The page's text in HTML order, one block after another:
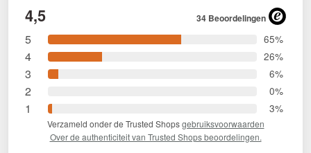
4,5 34 Beoordelingen
5 65%
4 26%
3 6%
2 0%
1 3%
Verzameld onder de Trusted Shopsgebruiksvoorwaarden
Over de authenticiteit van Trusted Shops beoordelingen.